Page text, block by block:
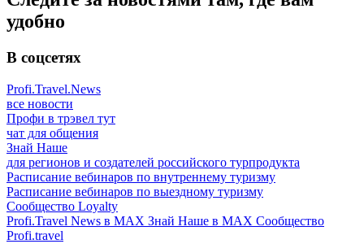
удобно
В соцсетях
Profi.Travel.News
все новости
Профи в трэвел тут
чат для общения
Знай Наше
для регионов и создателей российского турпродукта
Расписание вебинаров по внутреннему туризму
Расписание вебинаров по выездному туризму
Сообщество Loyalty
Profi.Travel News в MAX Знай Наше в MAX Сообщество
Profi.travel